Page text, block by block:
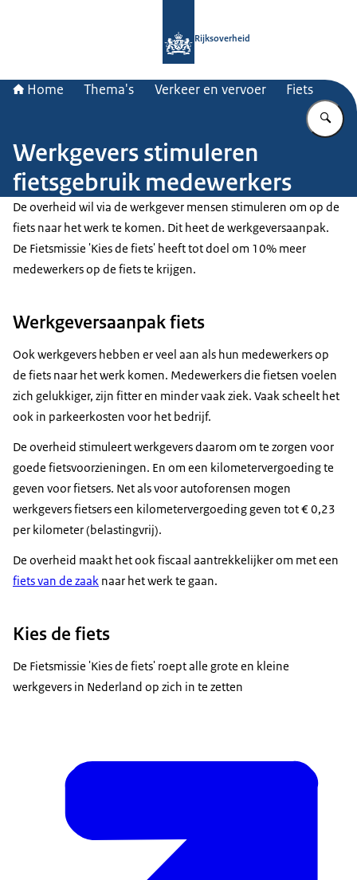
Rijksoverheid
Home Thema's Verkeer en vervoer Fiets
Werkgevers stimuleren
fietsgebruik medewerkers
De overheid wil via de werkgever mensen stimuleren om op de
fiets naar het werk te komen. Dit heet de werkgeversaanpak.
De Fietsmissie 'Kies de fiets' heeft tot doel om 10% meer
medewerkers op de fiets te krijgen.
Werkgeversaanpak fiets
Ook werkgevers hebben er veel aan als hun medewerkers op
de fiets naar het werk komen. Medewerkers die fietsen voelen
zich gelukkiger, zijn fitter en minder vaak ziek. Vaak scheelt het
ook in parkeerkosten voor het bedrijf.
De overheid stimuleert werkgevers daarom om te zorgen voor
goede fietsvoorzieningen. En om een kilometervergoeding te
geven voor fietsers. Net als voor autoforensen mogen
werkgevers fietsers een kilometervergoeding geven tot € 0,23
per kilometer (belastingvrij).
De overheid maakt het ook fiscaal aantrekkelijker om met een
fiets van de zaak naar het werk te gaan.
Kies de fiets
De Fietsmissie 'Kies de fiets' roept alle grote en kleine
werkgevers in Nederland op zich in te zetten